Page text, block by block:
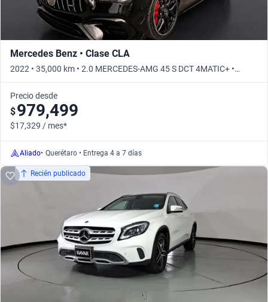
Mercedes Benz • Clase CLA
2022 • 35,000 km • 2.0 MERCEDES-AMG 45 S DCT 4MATIC+ •
Automático
Precio desde
$979,499
$17,329 / mes*
Aliado• Querétaro • Entrega 4 a 7 días
Recién publicado